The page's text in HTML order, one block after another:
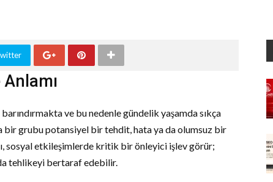
ve bu nedenle gündelik yaşamda sıkça
grubu potansiyel bir tehdit, hata ya da olumsuz bir
sosyal etkileşimlerde kritik bir önleyici işlev görür;
da tehlikeyi bertaraf edebilir.